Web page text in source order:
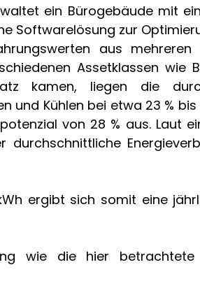
ein Bürogebäude mit
Softwarelösung zur
aus mehreren
Assetklassen wie
kamen, liegen die
und Kühlen bei etwa 23 %
von 28 % aus. Laut
ergibt sich somit eine
wie die hier